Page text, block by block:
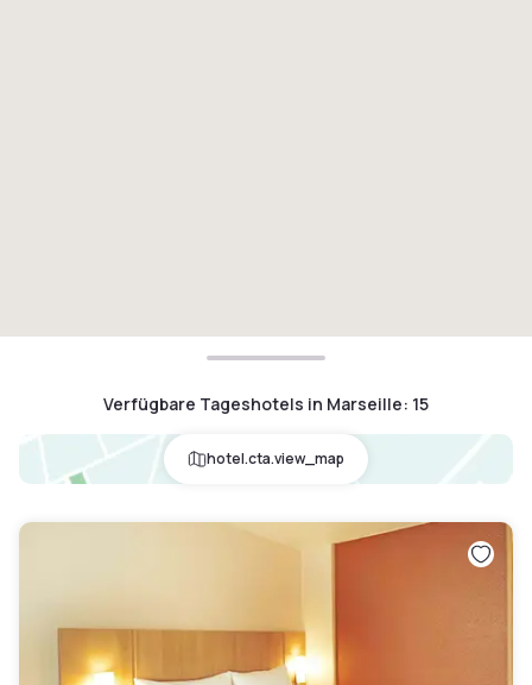
Verfügbare Tageshotels in Marseille: 15
hotel.cta.view_map